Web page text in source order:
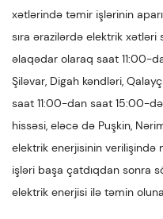
xətlərində təmir işlərinin
sıra ərazilərdə elektrik xətləri
əlaqədar olaraq saat 11:00-
Şiləvar, Digah kəndləri,
saat 11:00-dan saat 15:00-
hissəsi, eləcə də Puşkin,
elektrik enerjisinin
işləri başa çatdıqdan sonra
elektrik enerjisi ilə təmin